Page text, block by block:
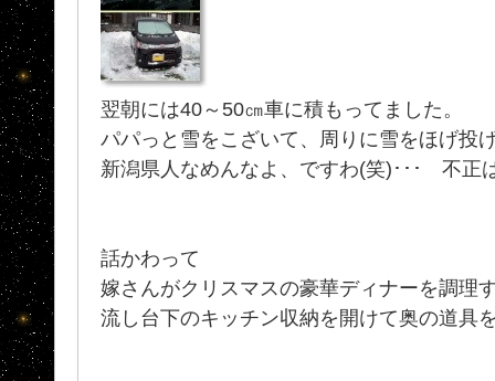
翌朝には40～50㎝車に積もってました。
パパっと雪をこざいて、周りに雪をほげ投
新潟県人なめんなよ、ですわ(笑)･･･ 不
話かわって
嫁さんがクリスマスの豪華ディナーを調理
流し台下のキッチン収納を開けて奥の道具